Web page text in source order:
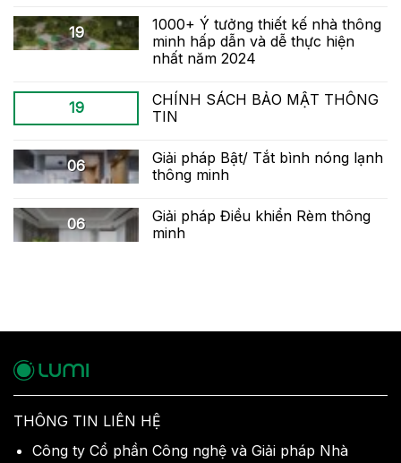
19
1000+ Ý tưởng thiết kế nhà thông
minh hấp dẫn và dễ thực hiện
nhất năm 2024
19
CHÍNH SÁCH BẢO MẬT THÔNG
TIN
06
Giải pháp Bật/ Tắt bình nóng lạnh
thông minh
06
Giải pháp Điều khiển Rèm thông
minh
THÔNG TIN LIÊN HỆ
Công ty Cổ phần Công nghệ và Giải pháp Nhà